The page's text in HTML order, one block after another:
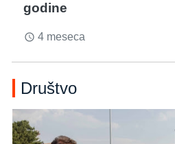
godine
access_time 4 meseca
Društvo